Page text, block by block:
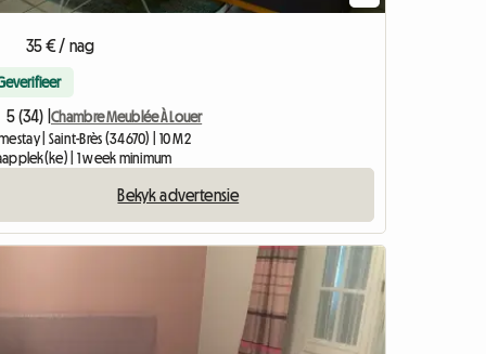
35 € / nag
5 (34) | Chambre Meublée À Louer
| Saint-Brès (34670) | 10 M2
| 1 week minimum
Bekyk advertensie